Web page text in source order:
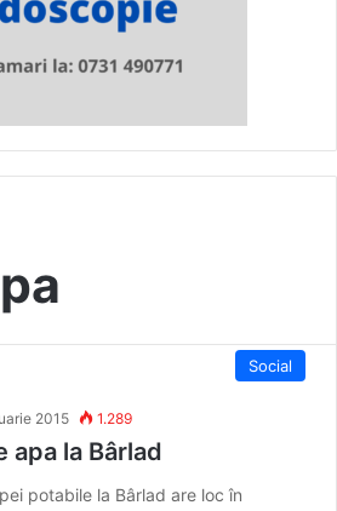
Social
2015 1.289
apa la Bârlad
potabile la Bârlad are loc în